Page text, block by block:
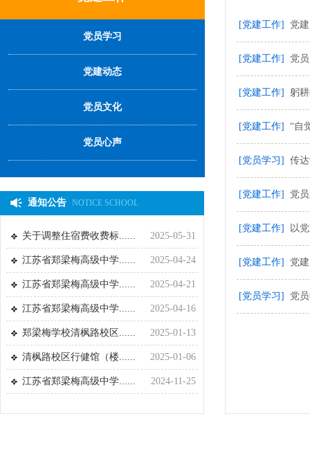
[党建工作] 党
[党建工作] 党
[党建工作] 躬
[党建工作] “自
[党员学习] 传
[党建工作] 党
[党建工作] 以
[党建工作] 党
[党员学习] 党
党员学习
党建动态
党员文化
党员心声
关于调整住宿费收费标...... 2025-05-31
江苏省郑梁梅高级中学...... 2025-04-24
江苏省郑梁梅高级中学...... 2025-04-21
江苏省郑梁梅高级中学...... 2025-04-16
郑梁梅学校清枫路校区...... 2025-01-13
清枫路校区行健馆（楼...... 2025-01-06
江苏省郑梁梅高级中学...... 2024-11-25
通知公告 NOTICE SCHOOL